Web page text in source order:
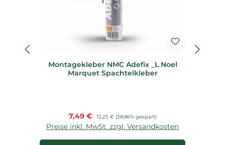
Montagekleber NMC Adefix _L Noel
Marquet Spachtelkleber
Verkaufspreis:
7,49 € Regulärer Preis:
12,25 € (38.86% gespart)
Preise inkl. MwSt. zzgl. Versandkosten